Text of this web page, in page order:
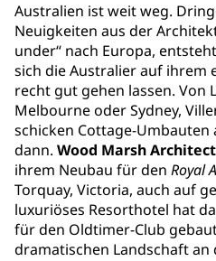
Australien ist weit weg.
Neuigkeiten aus der
under“ nach Europa,
sich die Australier auf
recht gut gehen lassen. Von
Melbourne oder Sydney,
schicken Cottage-
dann. Wood Marsh
ihrem Neubau für den Royal
Torquay, Victoria, auch auf
luxuriöses Resorthotel hat
für den Oldtimer-Club
dramatischen Landschaft an